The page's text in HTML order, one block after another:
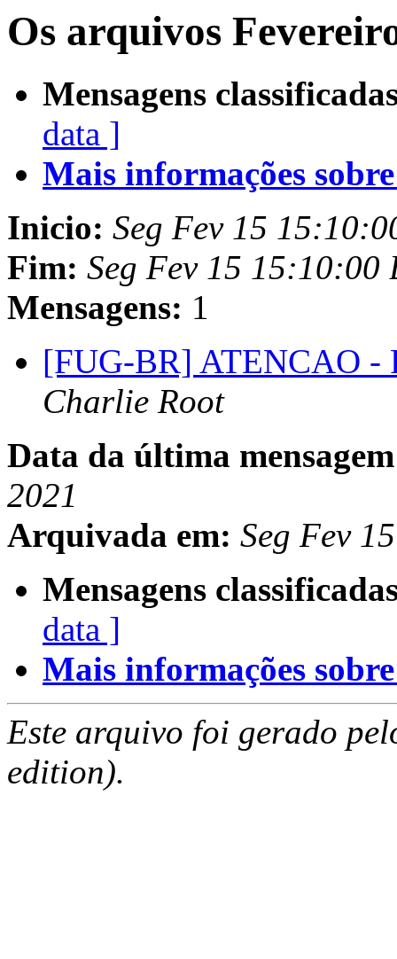
Os arquivos
Mensagens
data ]
Mais informações
Inicio: Seg Fev 15
Fim: Seg Fev 15 15:10:00
Mensagens: 1
[FUG-BR] ATENCAO -
Charlie Root
Data da última
2021
Arquivada em: Seg Fev
Mensagens
data ]
Mais informações
Este arquivo foi gerado
edition).